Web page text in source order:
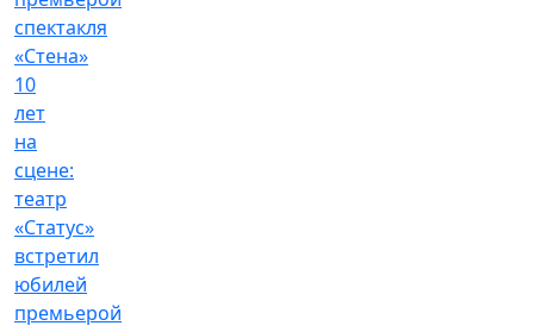
10
лет
на
сцене:
театр
«Статус»
встретил
юбилей
премьерой